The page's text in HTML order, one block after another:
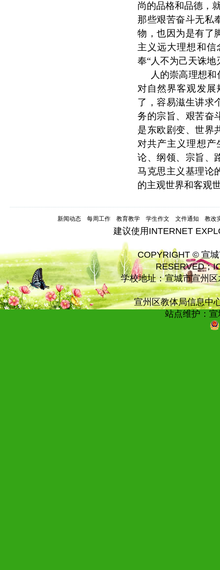
尚的品格和品德，
那些艰苦奋斗无私
物，也因为是有了
主义远大理想和
奉“人不为己天诛地
人的崇高理想
对自然界客观发
了，容易滋生讲求
务的宗旨、艰苦奋
是东欧剧变、世界
对共产主义理想
论、纲领、宗旨、
马克思主义基理论
的主观世界和客观
新闻动态 每周工作 教育教学 学生作文 文件通知 教改
建议使用INTERNET
COPYRIGHT © 宣
RESERVED；
学校地址：宣城市宣州
宣州区教体局信息中
站点维护：